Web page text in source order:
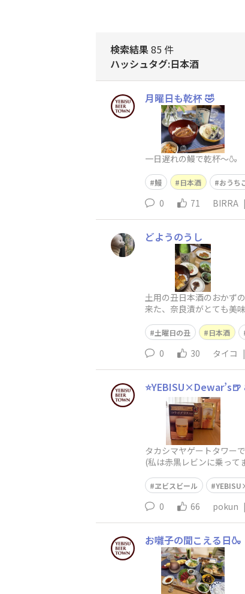
検索結果85 件
ハッシュタグ:日本酒
月曜日も乾杯 🤣
一日遅れの鰻で乾杯〜🍶
鰻 日本酒 おうち
0 71 BIRRA |
どようのうし
土用の丑日本酒のおかず
来た、奈良漬がとても美
土曜日の丑 日本酒
0 30 タイコ |
タカシマヤゲートタワー
(私は赤黒レビンに乗って
ヱビスビール
0 66 pokun |
お囃子の聞こえる日🍶